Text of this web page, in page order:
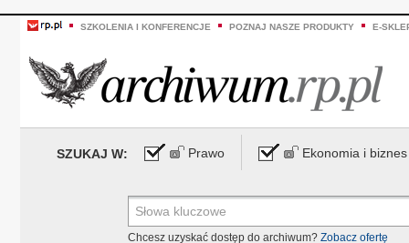
SZKOLENIA I KONFERENCJE POZNAJ NASZE PRODUKTY E-
SZUKAJ W: Prawo Ekonomia i biznes
Chcesz uzyskać dostęp do archiwum? Zobacz ofertę